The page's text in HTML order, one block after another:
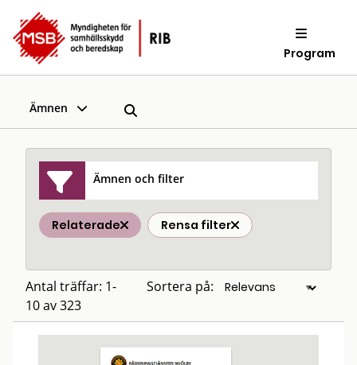
Program
Ämnen
Ämnen och filter
Relaterade Rensa filter
Antal träffar: 1-
10 av 323
Sortera på: